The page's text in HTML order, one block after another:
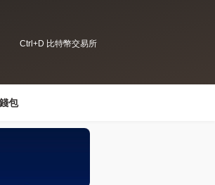
Ctrl+D 比特幣交易所
包